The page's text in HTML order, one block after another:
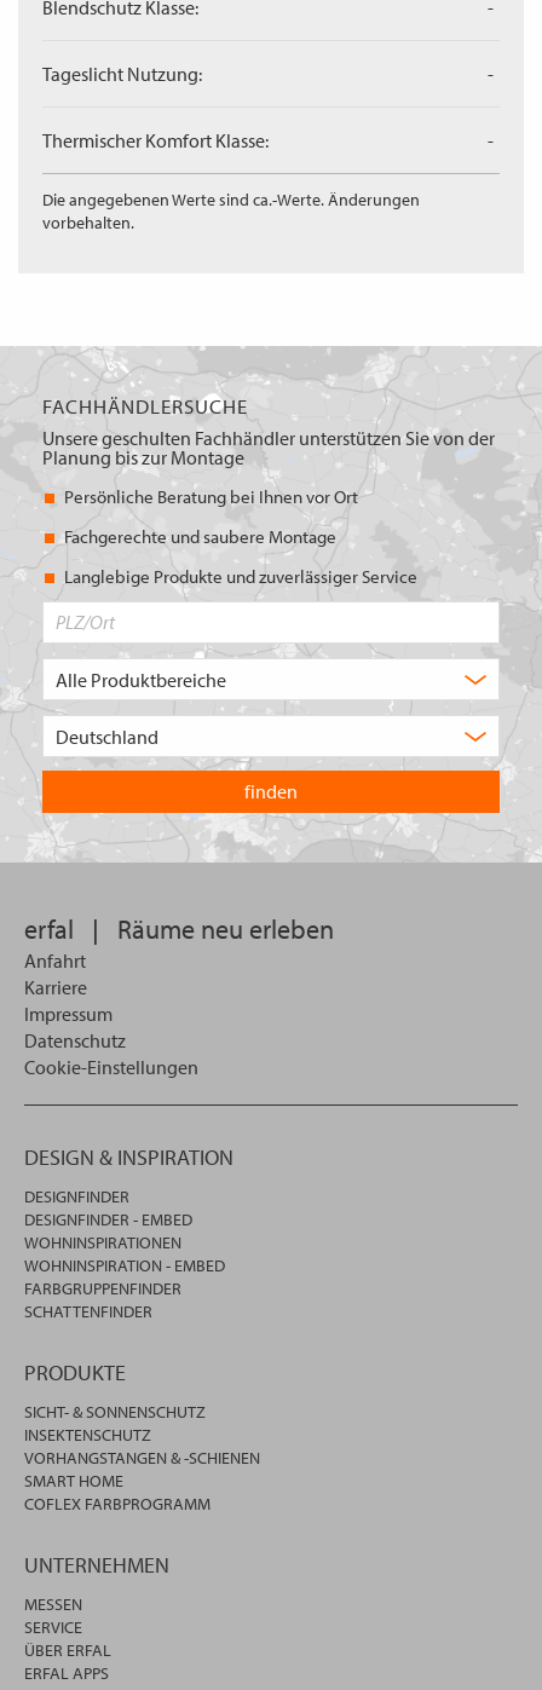
Blendschutz Klasse: -
Tageslicht Nutzung: -
Thermischer Komfort Klasse: -
Die angegebenen Werte sind ca.-Werte. Änderungen
vorbehalten.
FACHHÄNDLERSUCHE
Unsere geschulten Fachhändler unterstützen Sie von der
Planung bis zur Montage
Persönliche Beratung bei Ihnen vor Ort
Fachgerechte und saubere Montage
Langlebige Produkte und zuverlässiger Service
in
welchem
Land
Sie
suchen
erfal | Räume neu erleben
Anfahrt
Karriere
Impressum
Datenschutz
Cookie-Einstellungen
DESIGN & INSPIRATION
DESIGNFINDER
DESIGNFINDER - EMBED
WOHNINSPIRATIONEN
WOHNINSPIRATION - EMBED
FARBGRUPPENFINDER
SCHATTENFINDER
PRODUKTE
SICHT- & SONNENSCHUTZ
INSEKTENSCHUTZ
VORHANGSTANGEN & -SCHIENEN
SMART HOME
COFLEX FARBPROGRAMM
UNTERNEHMEN
MESSEN
SERVICE
ÜBER ERFAL
ERFAL APPS